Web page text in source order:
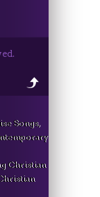
Songs,
Christian